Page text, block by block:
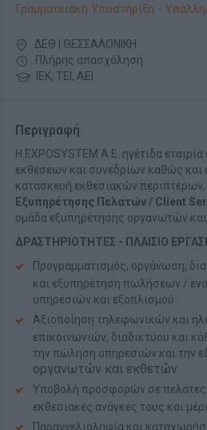
Γραμματειακή Υποστήριξη -
ΔΕΘ | ΘΕΣΣΑΛΟΝΙΚΗ
Πλήρης απασχόληση
ΙΕΚ, ΤΕΙ, ΑΕΙ
Περιγραφή
Η EXPOSYSTEM A.E. ηγέτιδα
εκθέσεων και συνεδρίων καθώς και
κατασκευή εκθεσιακών περιπτέρων,
Εξυπηρέτησης Πελατών / Client
ομάδα εξυπηρέτησης οργανωτών
ΔΡΑΣΤ ΗΡΙΟΤΗΤΕΣ - ΠΛΑΙΣΙΟ
Προγραμματισμός, οργάνωση,
και εξυπηρέτηση πωλήσεων /
υπηρεσιών και εξοπλισμού
Αξιοποίηση τηλεφωνικών και
επικοινωνιών, διαδικτύου και
την πώληση υπηρεσιών και την ε
οργανωτών και εκθετών
Υποβολή προσφορών σε
εκθεσιακές ανάγκες τους και
Παραγγελιοληψία και